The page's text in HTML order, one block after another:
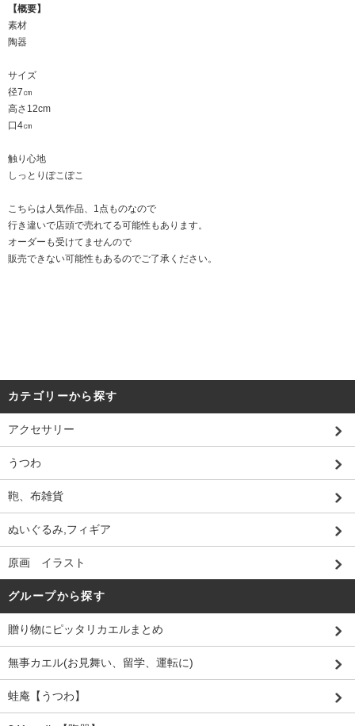
【概要】
素材
陶器
サイズ
径7㎝
高さ12cm
口4㎝
触り心地
しっとりぽこぽこ
こちらは人気作品、1点ものなので
行き違いで店頭で売れてる可能性もあります。
オーダーも受けてませんので
販売できない可能性もあるのでご了承ください。
カテゴリーから探す
アクセサリー
うつわ
鞄、布雑貨
ぬいぐるみ,フィギア
原画 イラスト
グループから探す
贈り物にピッタリカエルまとめ
無事カエル(お見舞い、留学、運転に)
蛙庵【うつわ】